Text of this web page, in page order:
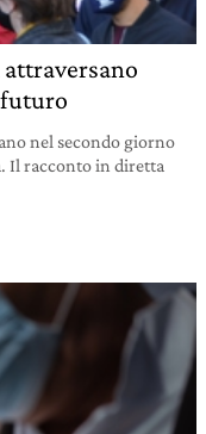
nel secondo giorno
Il racconto in diretta